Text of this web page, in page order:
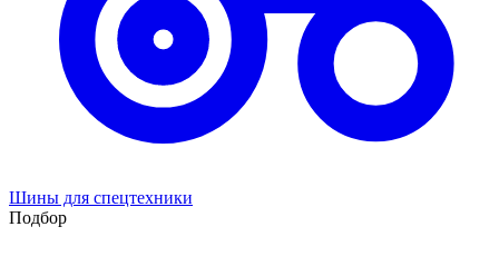
Шины для спецтехники
Подбор